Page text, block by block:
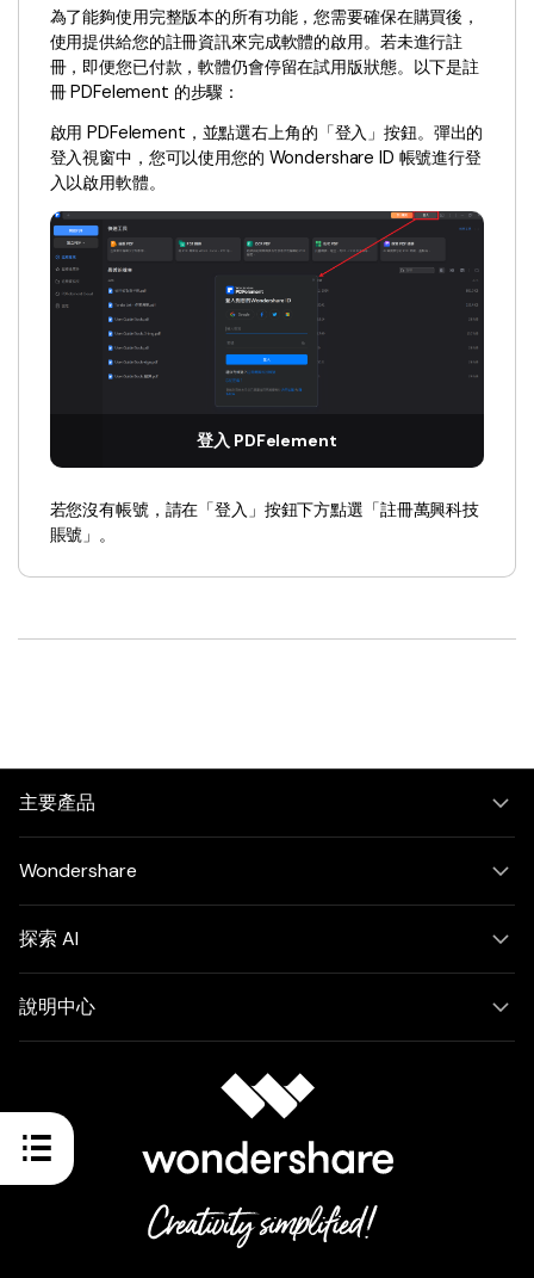
為了能夠使用完整版本的所有功能，您需要確保在購買後，
使用提供給您的註冊資訊來完成軟體的啟用。若未進行註
冊，即便您已付款，軟體仍會停留在試用版狀態。以下是註
冊 PDFelement 的步驟：
啟用 PDFelement，並點選右上角的「登入」按鈕。彈出的
登入視窗中，您可以使用您的 Wondershare ID 帳號進行登
入以啟用軟體。
登入 PDFelement
若您沒有帳號，請在「登入」按鈕下方點選「註冊萬興科技
賬號」。
主要產品
Wondershare
探索 AI
說明中心